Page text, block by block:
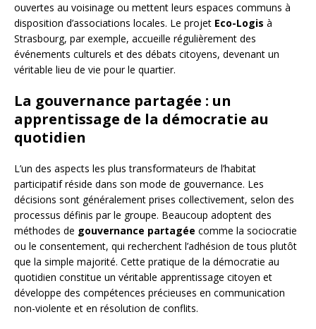
ouvertes au voisinage ou mettent leurs espaces communs à
disposition d’associations locales. Le projet Eco-Logis à
Strasbourg, par exemple, accueille régulièrement des
événements culturels et des débats citoyens, devenant un
véritable lieu de vie pour le quartier.
La gouvernance partagée : un
apprentissage de la démocratie au
quotidien
L’un des aspects les plus transformateurs de l’habitat
participatif réside dans son mode de gouvernance. Les
décisions sont généralement prises collectivement, selon des
processus définis par le groupe. Beaucoup adoptent des
méthodes de gouvernance partagée comme la sociocratie
ou le consentement, qui recherchent l’adhésion de tous plutôt
que la simple majorité. Cette pratique de la démocratie au
quotidien constitue un véritable apprentissage citoyen et
développe des compétences précieuses en communication
non-violente et en résolution de conflits.